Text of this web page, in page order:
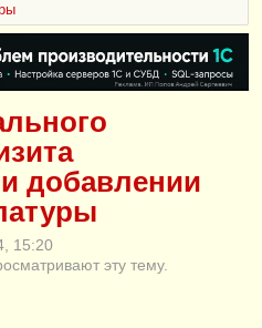
добавлении
15:20
эту тему.